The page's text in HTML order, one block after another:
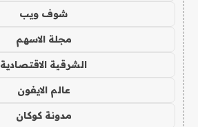
شوف ويب
مجلة الاسهم
الشرقية الاقتصادية
عالم الايفون
مدونة كوكان